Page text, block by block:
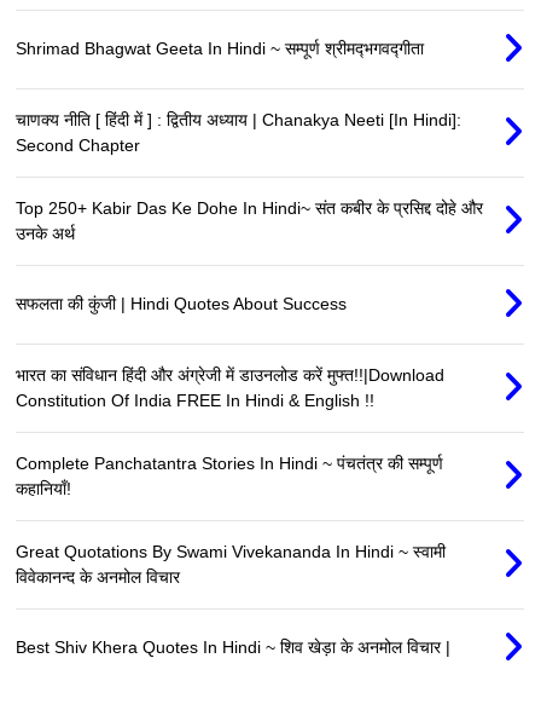
Shrimad Bhagwat Geeta In Hindi ~ सम्पूर्ण श्रीमद्‍भगवद्‍गीता
चाणक्य नीति [ हिंदी में ] : द्वितीय अध्याय | Chanakya Neeti [In Hindi]:
Second Chapter
Top 250+ Kabir Das Ke Dohe In Hindi~ संत कबीर के प्रसिद्द दोहे और
उनके अर्थ
सफलता की कुंजी | Hindi Quotes About Success
भारत का संविधान हिंदी और अंग्रेजी में डाउनलोड करें मुफ्त!!|Download
Constitution Of India FREE In Hindi & English !!
Complete Panchatantra Stories In Hindi ~ पंचतंत्र की सम्पूर्ण
कहानियाँ!
Great Quotations By Swami Vivekananda In Hindi ~ स्वामी
विवेकानन्द के अनमोल विचार
Best Shiv Khera Quotes In Hindi ~ शिव खेड़ा के अनमोल विचार |